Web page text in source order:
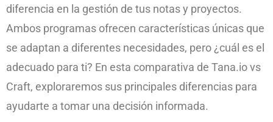
diferencia en la gestión de tus notas y proyectos.
Ambos programas ofrecen características únicas que
se adaptan a diferentes necesidades, pero ¿cuál es el
adecuado para ti? En esta comparativa de Tana.io vs
Craft, exploraremos sus principales diferencias para
ayudarte a tomar una decisión informada.